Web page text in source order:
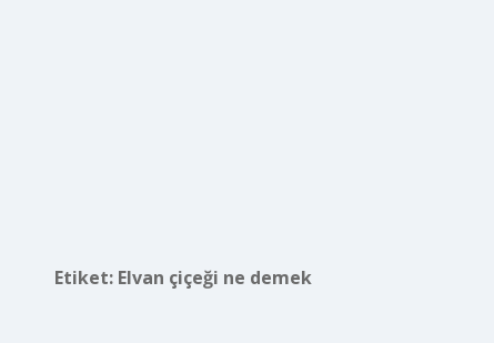
Etiket: Elvan çiçeği ne demek